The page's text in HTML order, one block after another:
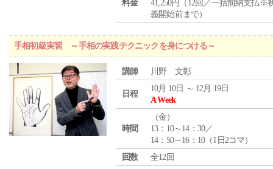
料金
41,250円（12回／一括前納支払※
義開始前まで）
手相初級実習 ～手相の実践テクニックを身につける～
講師 川野 文彰
日程
10月 10日 ～ 12月 19日
A Week
時間
（金）
13：10～14：30／
14：50～16：10（1日2コマ）
回数
全12回